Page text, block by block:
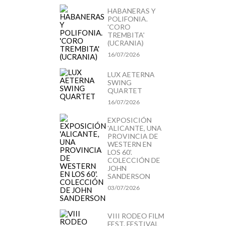
HABANERAS Y
POLIFONIA.
'CORO
TREMBITA'
(UCRANIA)
16/07/2026
LUX AETERNA
SWING
QUARTET
16/07/2026
EXPOSICIÓN
'ALICANTE, UNA
PROVINCIA DE
WESTERN EN
LOS 60'.
COLECCIÓN DE
JOHN
SANDERSON
03/07/2026
VIII RODEO FILM
FEST. FESTIVAL